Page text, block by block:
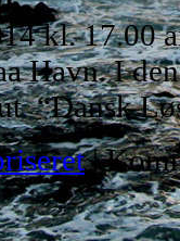
kl. 17.00
Havn. I
|